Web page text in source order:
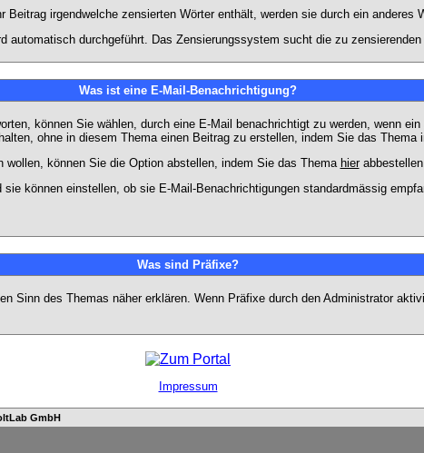
irgendwelche zensierten Wörter enthält, werden sie durch ein anderes
automatisch durchgeführt. Das Zensierungssystem sucht die zu
Was ist eine E-Mail-Benachrichtigung?
können Sie wählen, durch eine E-Mail benachrichtigt zu werden, wenn
ohne in diesem Thema einen Beitrag zu erstellen, indem Sie das Thema
können Sie die Option abstellen, indem Sie das Thema hier
können einstellen, ob sie E-Mail-Benachrichtigungen standardmässig
Was sind Präfixe?
Sinn des Themas näher erklären. Wenn Präfixe durch den Administrator
Impressum
GmbH